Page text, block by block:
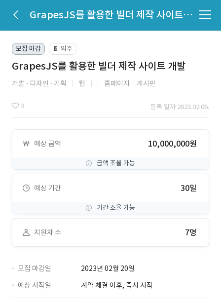
GrapesJS를 활용한 빌더 제작 사이트 개발
모집 마감 📔 외주
GrapesJS를 활용한 빌더 제작 사이트 개발
개발 디자인 기획 웹 홈페이지ㆍ게시판
3 등록 일자 2023.02.06.
예상 금액 10,000,000원
금액 조율 가능
예상 기간 30일
기간 조율 가능
지원자 수 7명
모집 마감일
2023년 02월 20일
예상 시작일
계약 체결 이후, 즉시 시작